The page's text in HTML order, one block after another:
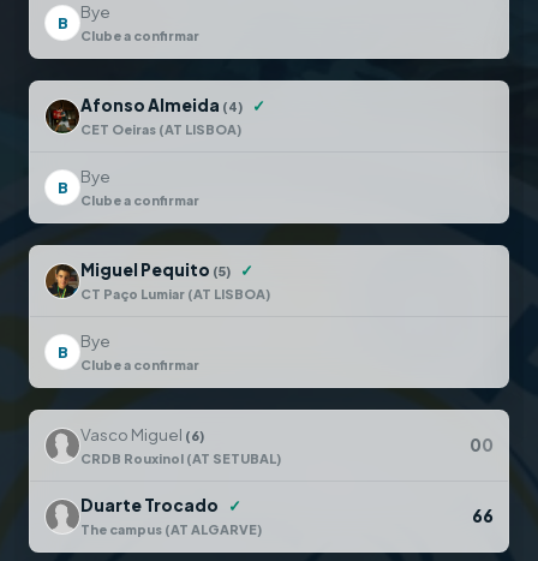
B
Bye
Clube a confirmar
Afonso Almeida (4) ✓
CET Oeiras (AT LISBOA)
B
Bye
Clube a confirmar
Miguel Pequito (5) ✓
CT Paço Lumiar (AT LISBOA)
B
Bye
Clube a confirmar
Vasco Miguel (6)
CRDB Rouxinol (AT SETUBAL)
00
Duarte Trocado ✓
The campus (AT ALGARVE)
66